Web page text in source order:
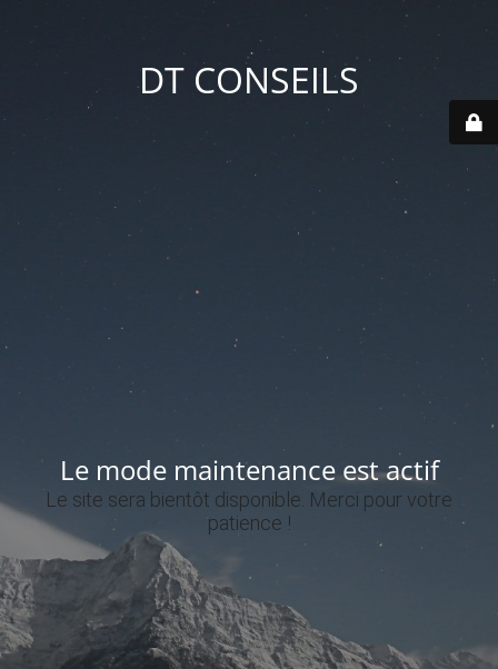
DT CONSEILS
Le mode maintenance est actif
Le site sera bientôt disponible. Merci pour votre
patience !